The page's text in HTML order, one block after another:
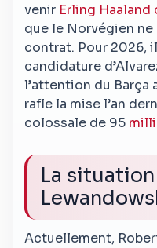
venir Erling
que le Norvégien
contrat. Pour 2026,
candidature
l’attention du Barça
rafle la mise l’an
colossale de 95
La
Actuellement,